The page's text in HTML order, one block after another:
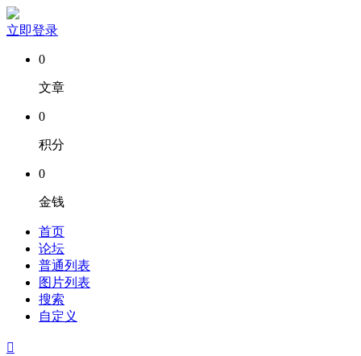
立即登录
0
文章
0
积分
0
金钱
首页
论坛
普通列表
图片列表
搜索
自定义
